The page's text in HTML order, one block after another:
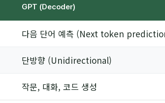
GPT (Decoder)
다음 단어 예측 (Next token
단방향 (Unidirectional)
작문, 대화, 코드 생성